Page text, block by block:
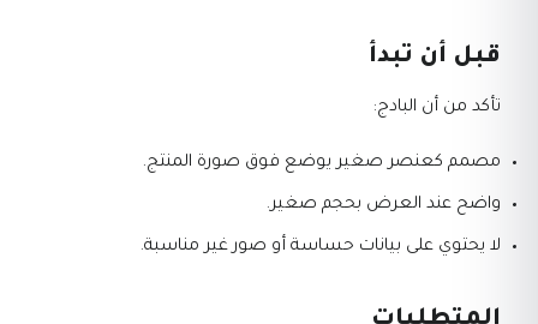
قبل أن تبدأ
تأكد من أن البادج:
مصمم كعنصر صغير يوضع فوق صورة المنتج.
واضح عند العرض بحجم صغير.
لا يحتوي على بيانات حساسة أو صور غير مناسبة.